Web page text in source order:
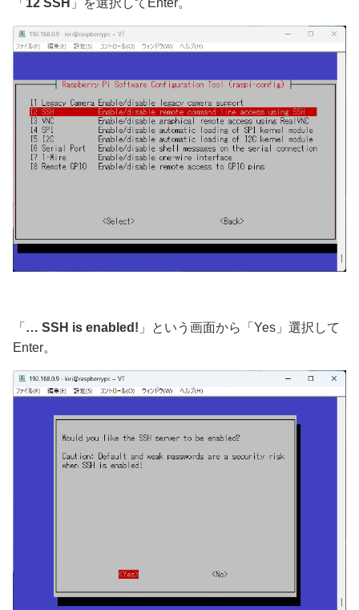
「 … SSH is enabled! 」という画面から「Yes」選択して
Enter。